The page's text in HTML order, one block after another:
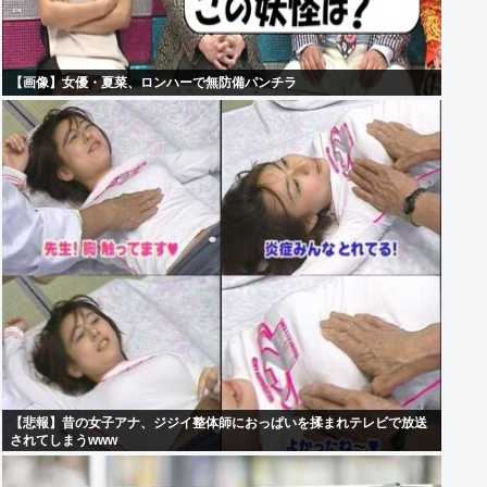
【画像】女優・夏菜、ロンハーで無防備パンチラ
【悲報】昔の女子アナ、ジジイ整体師におっぱいを揉まれテレビで放送
されてしまうwww